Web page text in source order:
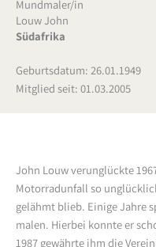
Mundmaler/in
Louw John
Südafrika
Geburtsdatum: 26.01.1949
Mitglied seit: 01.03.2005
John Louw verunglückte
Motorradunfall so
gelähmt blieb. Einige Jahre
malen. Hierbei konnte er
1987 gewährte ihm die